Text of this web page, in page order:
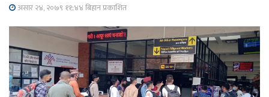
असार २४, २०७९ ११;४४ बिहान प्रकाशित